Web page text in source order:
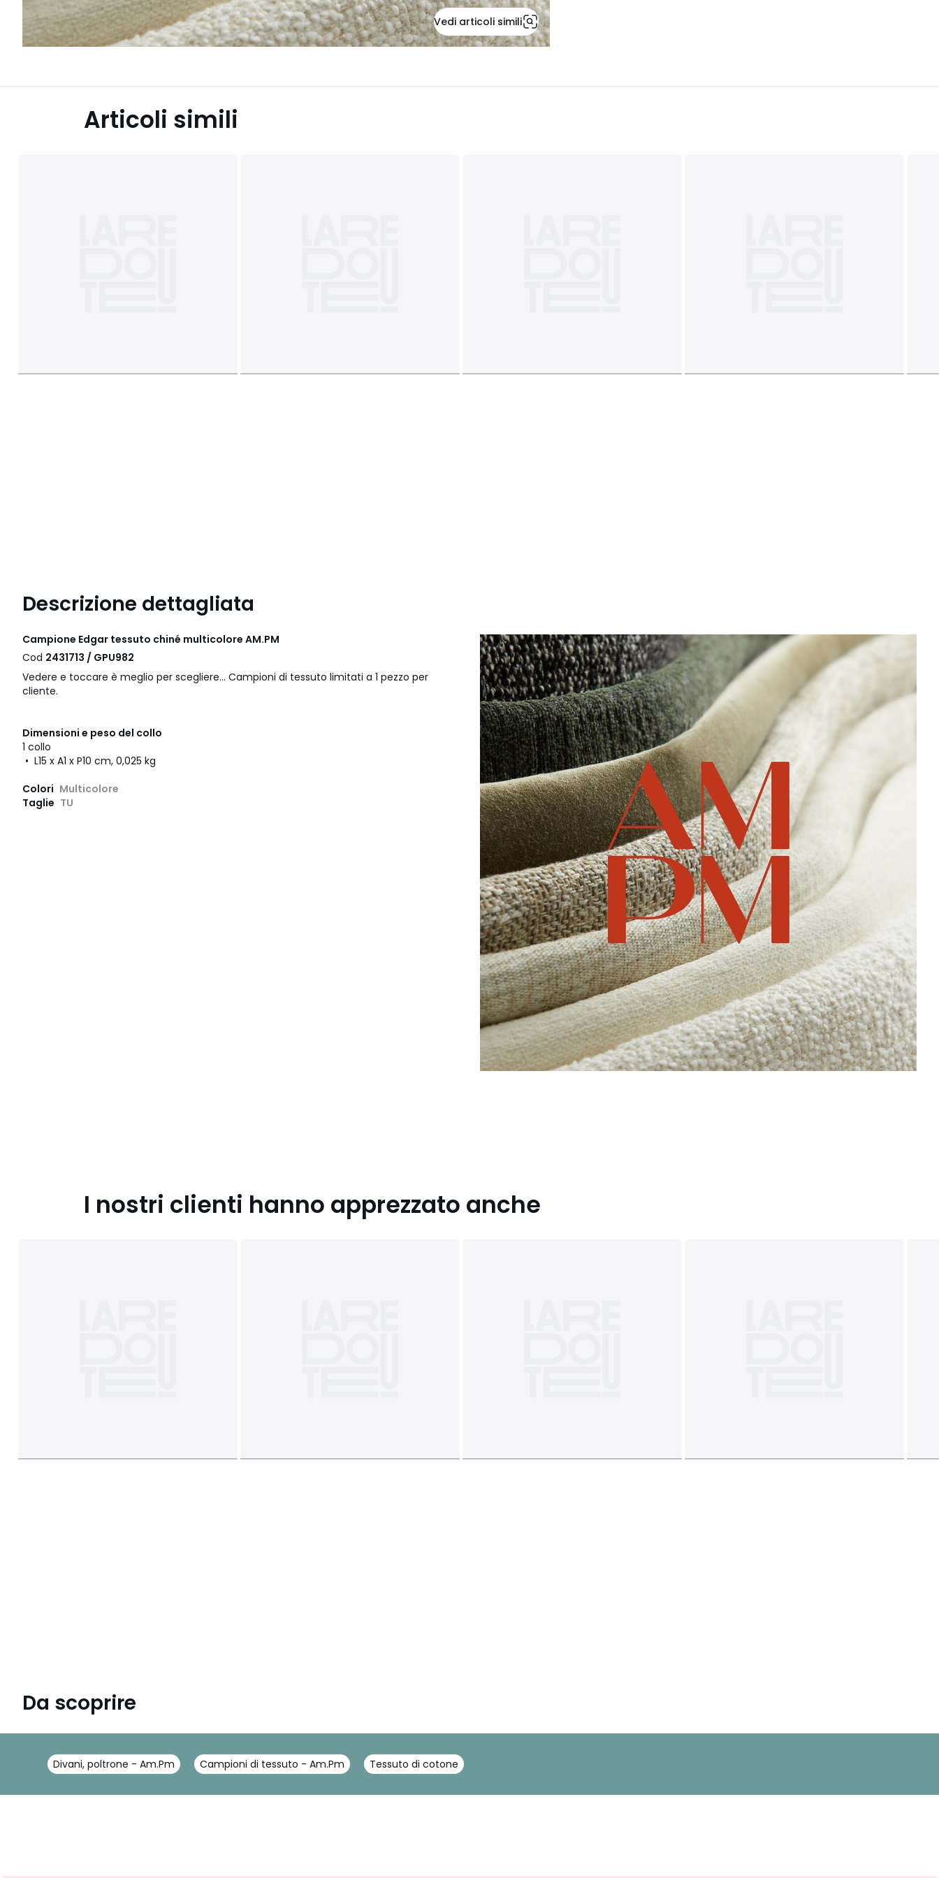
Vedi articoli simili
Articoli simili
Descrizione dettagliata
Campione Edgar tessuto chiné multicolore AM.PM
Cod 2431713 / GPU982
Vedere e toccare è meglio per scegliere... Campioni di tessuto limitati a 1 pezzo per
cliente.
Dimensioni e peso del collo
1 collo
• L15 x A1 x P10 cm, 0,025 kg
Colori Multicolore
Taglie TU
I nostri clienti hanno apprezzato anche
Da scoprire
Divani, poltrone - Am.Pm Campioni di tessuto - Am.Pm Tessuto di cotone